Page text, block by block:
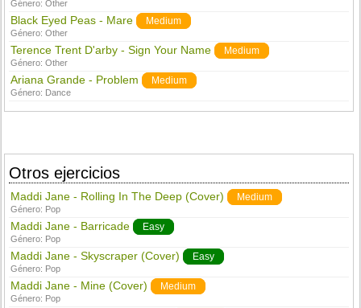
Género:Other
Black Eyed Peas - Mare Medium
Género:Other
Terence Trent D'arby - Sign Your Name Medium
Género:Other
Ariana Grande - Problem Medium
Género: Dance
Otros ejercicios
Maddi Jane - Rolling In The Deep (Cover) Medium
Género: Pop
Maddi Jane - Barricade Easy
Género: Pop
Maddi Jane - Skyscraper (Cover) Easy
Género: Pop
Maddi Jane - Mine (Cover) Medium
Género: Pop